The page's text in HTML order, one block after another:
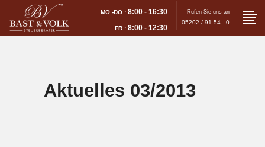
MO.-DO.: 8:00 - 16:30
FR.: 8:00 - 12:30
Rufen Sie uns an
05202 / 91 54 - 0
Aktuelles 03/2013